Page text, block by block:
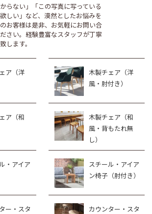
らない」「この写真に写っている
しい」など、漠然としたお悩みを
お客様は是非、お気軽にお問い合
さい。経験豊富なスタッフが丁寧
します。
ア（洋
木製チェア（洋
風・肘付き）
ア（和
木製チェア（和
風・背もたれ無
し）
・アイア
スチール・アイア
ン椅子（肘付き）
ー・スタ
カウンター・スタ